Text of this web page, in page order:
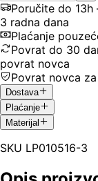
Poručite do
3 radna dana
Plaćanje
Povrat do 30
povrat novca
Povrat novca
Dostava
Plaćanje
Materijal
SKU LP010516-3